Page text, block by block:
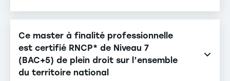
Ce master à finalité professionnelle
est certifié RNCP* de Niveau 7
(BAC+5) de plein droit sur l’ensemble
du territoire national